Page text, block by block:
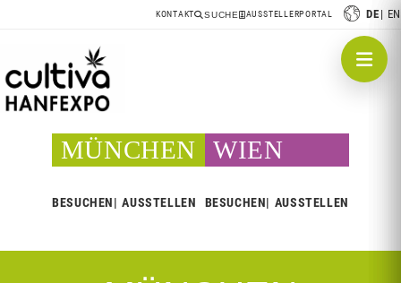
KONTAKT SUCHE AUSSTELLERPORTAL DE EN
MÜNCHEN
BESUCHEN AUSSTELLEN
WIEN
BESUCHEN AUSSTELLEN